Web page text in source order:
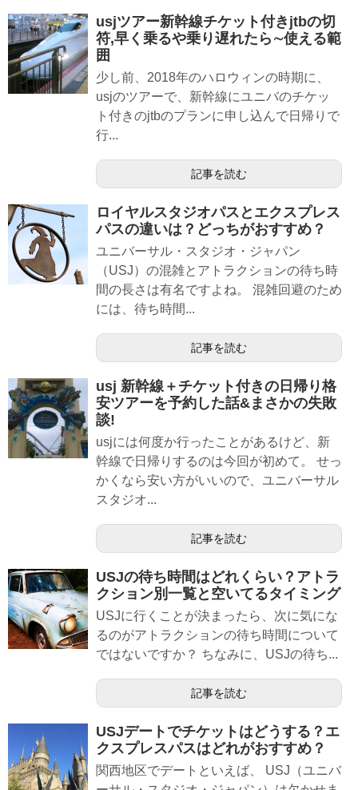
usjツアー新幹線チケット付きjtbの切
符,早く乗るや乗り遅れたら∼使える範
囲
少し前、2018年のハロウィンの時期に、
usjのツアーで、新幹線にユニバのチケッ
ト付きのjtbのプランに申し込んで日帰りで
行...
記事を読む
ロイヤルスタジオパスとエクスプレス
パスの違いは？どっちがおすすめ？
ユニバーサル・スタジオ・ジャパン
（USJ）の混雑とアトラクションの待ち時
間の長さは有名ですよね。 混雑回避のため
には、待ち時間...
記事を読む
usj 新幹線＋チケット付きの日帰り格
安ツアーを予約した話&まさかの失敗
談!
usjには何度か行ったことがあるけど、新
幹線で日帰りするのは今回が初めて。 せっ
かくなら安い方がいいので、ユニバーサル
スタジオ...
記事を読む
USJの待ち時間はどれくらい？アトラ
クション別一覧と空いてるタイミング
USJに行くことが決まったら、次に気にな
るのがアトラクションの待ち時間について
ではないですか？ ちなみに、USJの待ち...
記事を読む
USJデートでチケットはどうする？エ
クスプレスパスはどれがおすすめ？
関西地区でデートといえば、 USJ（ユニバ